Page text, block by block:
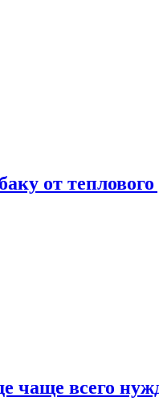
от теплового
чаще всего